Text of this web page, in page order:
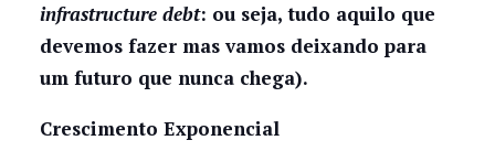
infrastructure debt: ou seja, tudo aquilo que
devemos fazer mas vamos deixando para
um futuro que nunca chega).
Crescimento Exponencial